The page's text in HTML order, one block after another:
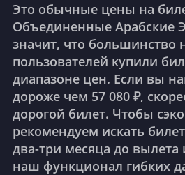
Это обычные цены на
Объединенные Арабские
значит, что большинство
пользователей купили
диапазоне цен. Если вы
дороже чем 57 080 ₽,
дорогой билет. Чтобы
рекомендуем искать
два-три месяца до вылета
наш функционал гибких